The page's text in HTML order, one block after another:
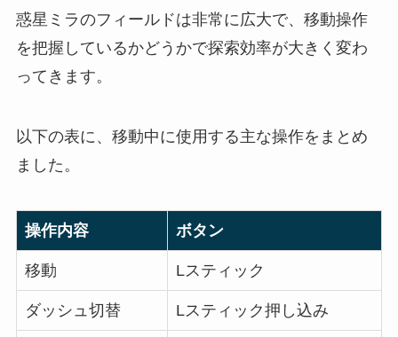
惑星ミラのフィールドは非常に広大で、移動操作
を把握しているかどうかで探索効率が大きく変わ
ってきます。
以下の表に、移動中に使用する主な操作をまとめ
ました。
操作内容 ボタン
移動 Lスティック
ダッシュ切替 Lスティック押し込み